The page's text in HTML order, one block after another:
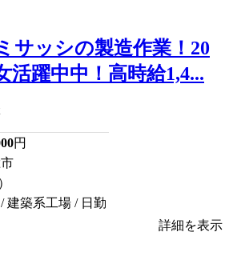
サッシの製造作業！20
活躍中中！高時給1,4...
円
建築系工場 / 日勤
詳細を表示